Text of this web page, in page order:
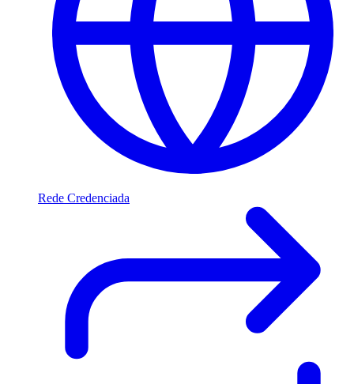
Rede Credenciada